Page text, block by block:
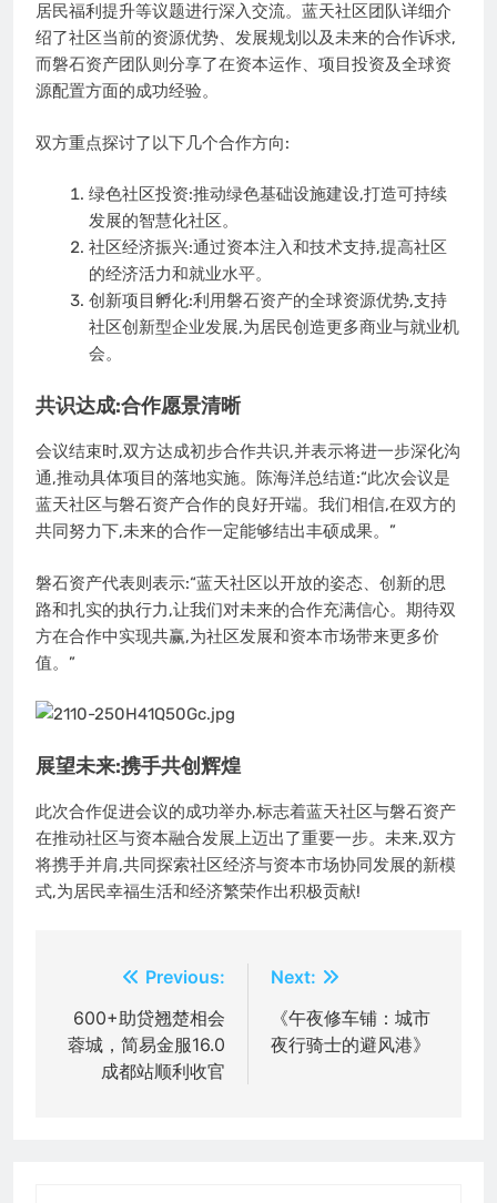
居民福利提升等议题进行深入交流。蓝天社区团队详细介
绍了社区当前的资源优势、发展规划以及未来的合作诉求,
而磐石资产团队则分享了在资本运作、项目投资及全球资
源配置方面的成功经验。
双方重点探讨了以下几个合作方向:
绿色社区投资:推动绿色基础设施建设,打造可持续
发展的智慧化社区。
社区经济振兴:通过资本注入和技术支持,提高社区
的经济活力和就业水平。
创新项目孵化:利用磐石资产的全球资源优势,支持
社区创新型企业发展,为居民创造更多商业与就业机
会。
共识达成:合作愿景清晰
会议结束时,双方达成初步合作共识,并表示将进一步深化沟
通,推动具体项目的落地实施。陈海洋总结道:“此次会议是
蓝天社区与磐石资产合作的良好开端。我们相信,在双方的
共同努力下,未来的合作一定能够结出丰硕成果。”
磐石资产代表则表示:“蓝天社区以开放的姿态、创新的思
路和扎实的执行力,让我们对未来的合作充满信心。期待双
方在合作中实现共赢,为社区发展和资本市场带来更多价
值。”
展望未来:携手共创辉煌
此次合作促进会议的成功举办,标志着蓝天社区与磐石资产
在推动社区与资本融合发展上迈出了重要一步。未来,双方
将携手并肩,共同探索社区经济与资本市场协同发展的新模
式,为居民幸福生活和经济繁荣作出积极贡献!
章
导
Previous:
600+助贷翘楚相会
蓉城，简易金服16.0
成都站顺利收官
Next:
《午夜修车铺：城市
夜行骑士的避风港》